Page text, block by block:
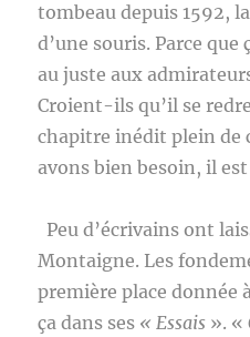
tombeau depuis 1592,
d’une souris. Parce
au juste aux
Croient-ils qu’il se
chapitre inédit plein de
avons bien besoin, il
Peu d’écrivains ont
Montaigne. Les
première place donnée
ça dans ses « Essais ». «